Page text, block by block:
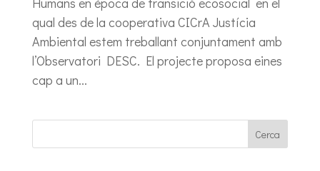
qual des de la cooperativa CICrA Justícia
Ambiental estem treballant conjuntament amb
l’Observatori DESC. El projecte proposa eines
cap a un...